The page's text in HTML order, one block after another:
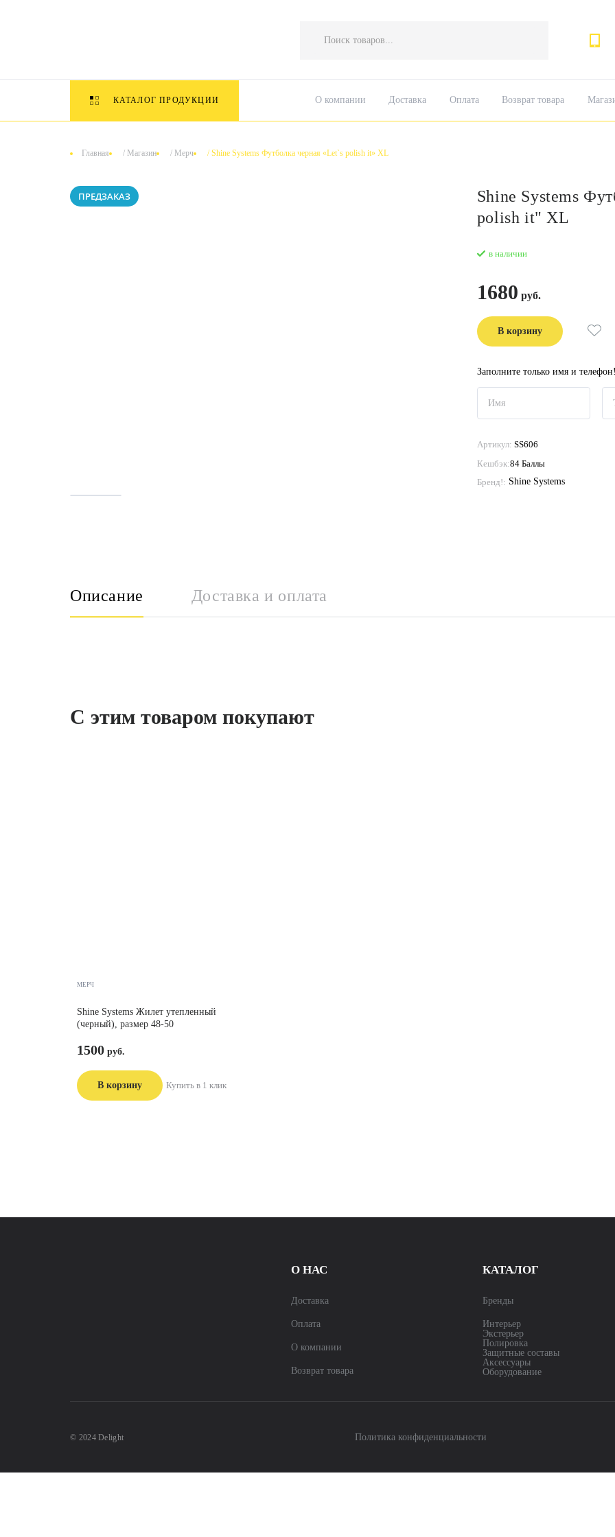
товаров
КАТАЛОГ ПРОДУКЦИИ О компании Доставка Оплата Возврат товара
Главная / Магазин / Мерч /Shine Systems Футболка черная «Let`s polish it» XL
ПРЕДЗАКАЗ
Shine Systems
polish it" XL
в наличии
1680
В корзину
Заполните только имя и
Артикул: SS606
Кешбэк:84 Баллы
Бренд!: Shine Systems
Описание Доставка и оплата
С этим товаром покупают
МЕРЧ
Shine Systems Жилет утепленный
(черный), размер 48-50
1500
В корзину Купить в 1 клик
О НАС
Доставка
Оплата
О компании
Возврат товара
КАТАЛОГ
Бренды
Интерьер
Экстерьер
Полировка
Защитные составы
Аксессуары
Оборудование
© 2024 Delight Политика конфиденциальности